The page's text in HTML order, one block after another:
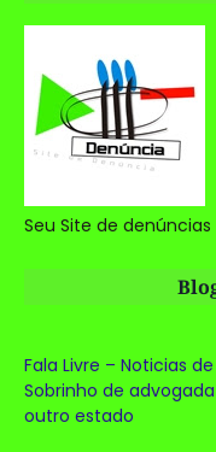
Seu Site de denúncias
Fala Livre – Noticias
Sobrinho de
outro estado